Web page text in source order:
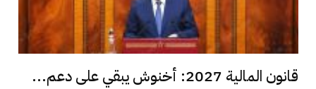
قانون المالية 2027: أخنوش يبقي على دعم...